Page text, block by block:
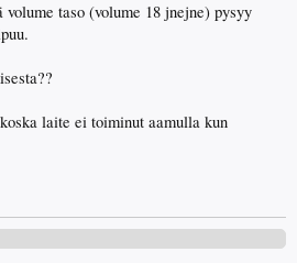
taso (volume 18 jnejne) pysyy
laite ei toiminut aamulla kun